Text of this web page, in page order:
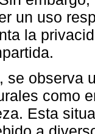
un uso
la
se observa
como
Esta